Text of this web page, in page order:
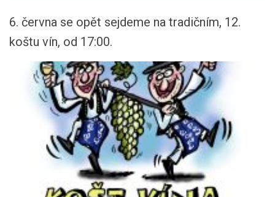
6. června se opět sejdeme na tradičním, 12.
koštu vín, od 17:00.